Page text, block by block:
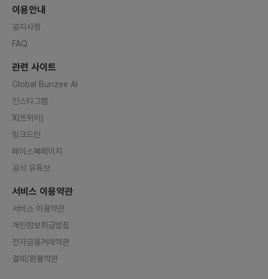
이용안내
공지사항
FAQ
관련 사이트
Global Bunzee AI
인스타그램
X(트위터)
링크드인
페이스북페이지
공식 유튜브
서비스 이용약관
서비스 이용약관
개인정보취급방침
전자금융거래약관
결제/환불약관